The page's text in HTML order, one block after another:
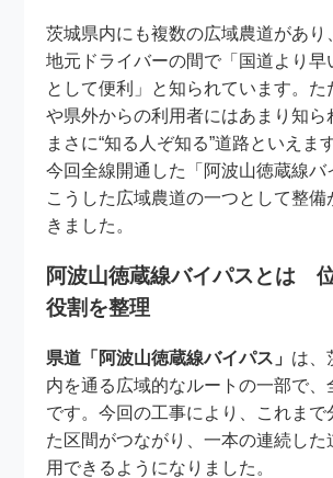
茨城県内にも複数の広域農道があり
地元ドライバーの間で「国道より早
として便利」と知られています。た
や県外からの利用者にはあまり知ら
まさに“知る人ぞ知る”道路といえます
今回全線開通した「阿波山徳蔵線バ
こうした広域農道の一つとして整備
きました。
阿波山徳蔵線バイパスとは
役割を整理
県道「阿波山徳蔵線バイパス」 は、
内を通る広域的なルートの一部で、
です。今回の工事により、これまで
た区間がつながり、一本の連続した
用できるようになりました。